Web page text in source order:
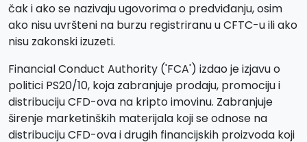
čak i ako se nazivaju ugovorima o predviđanju, osim
ako nisu uvršteni na burzu registriranu u CFTC-u ili ako
nisu zakonski izuzeti.
Financial Conduct Authority ('FCA') izdao je izjavu o
politici PS20/10, koja zabranjuje prodaju, promociju i
distribuciju CFD-ova na kripto imovinu. Zabranjuje
širenje marketinških materijala koji se odnose na
distribuciju CFD-ova i drugih financijskih proizvoda koji